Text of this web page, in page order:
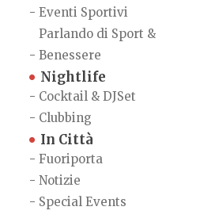
- Eventi Sportivi
-
Parlando di Sport &
Benessere
Nightlife
- Cocktail & DJSet
- Clubbing
In Città
- Fuoriporta
- Notizie
- Special Events